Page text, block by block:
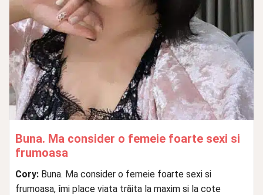
Buna. Ma consider o femeie foarte sexi si
frumoasa
Cory: Buna. Ma consider o femeie foarte sexi si
frumoasa, îmi place viata trăita la maxim si la cote